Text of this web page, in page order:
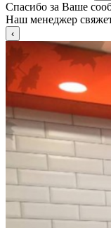
Спасибо за Ваше
Наш менеджер